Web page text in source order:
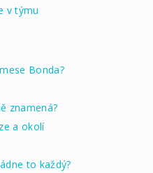
v týmu
Bonda?
znamená?
a okolí
to každý?